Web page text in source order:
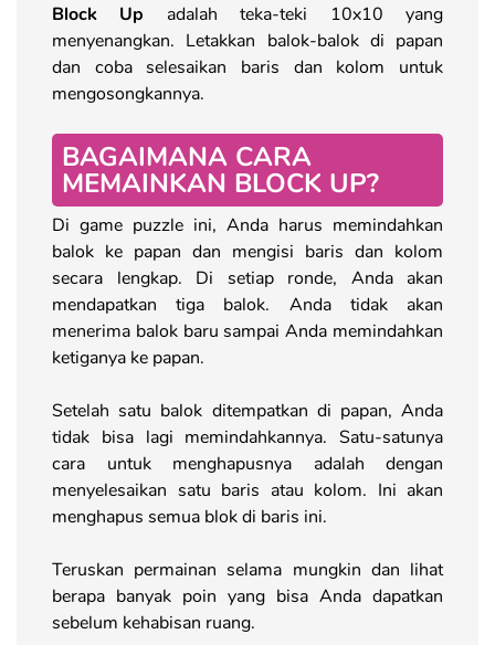
Block Up adalah teka-teki 10x10 yang
menyenangkan. Letakkan balok-balok di papan
dan coba selesaikan baris dan kolom untuk
mengosongkannya.
BAGAIMANA CARA
MEMAINKAN BLOCK UP?
Di game puzzle ini, Anda harus memindahkan
balok ke papan dan mengisi baris dan kolom
secara lengkap. Di setiap ronde, Anda akan
mendapatkan tiga balok. Anda tidak akan
menerima balok baru sampai Anda memindahkan
ketiganya ke papan.
Setelah satu balok ditempatkan di papan, Anda
tidak bisa lagi memindahkannya. Satu-satunya
cara untuk menghapusnya adalah dengan
menyelesaikan satu baris atau kolom. Ini akan
menghapus semua blok di baris ini.
Teruskan permainan selama mungkin dan lihat
berapa banyak poin yang bisa Anda dapatkan
sebelum kehabisan ruang.